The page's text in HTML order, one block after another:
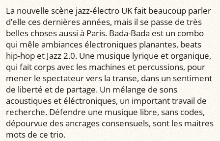
La nouvelle scène jazz-électro UK fait beaucoup parler
d’elle ces dernières années, mais il se passe de très
belles choses aussi à Paris. Bada-Bada est un combo
qui mêle ambiances électroniques planantes, beats
hip-hop et Jazz 2.0. Une musique lyrique et organique,
qui fait corps avec les machines et percussions, pour
mener le spectateur vers la transe, dans un sentiment
de liberté et de partage. Un mélange de sons
acoustiques et éléctroniques, un important travail de
recherche. Défendre une musique libre, sans codes,
dépourvue des ancrages consensuels, sont les maitres
mots de ce trio.